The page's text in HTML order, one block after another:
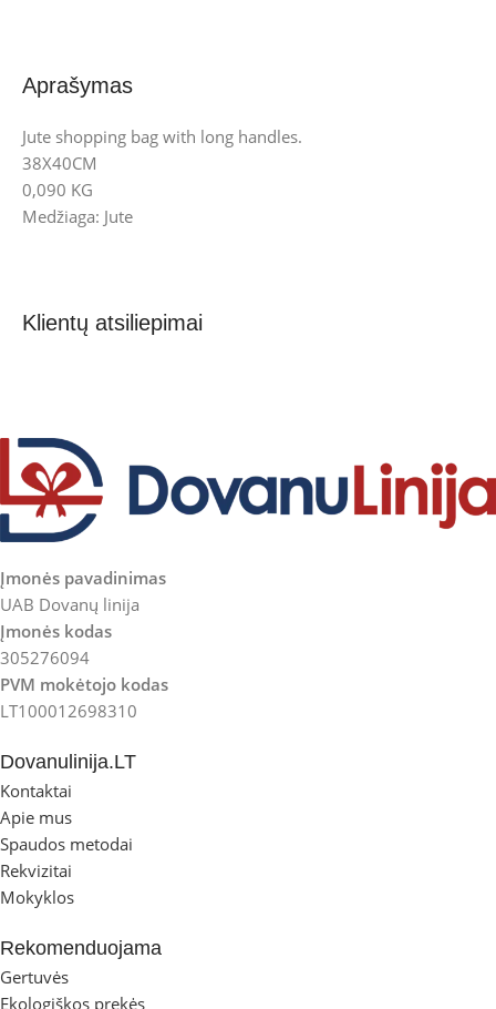
Aprašymas
Jute shopping bag with long handles.
38X40CM
0,090 KG
Medžiaga: Jute
Klientų atsiliepimai
Įmonės pavadinimas
UAB Dovanų linija
Įmonės kodas
305276094
PVM mokėtojo kodas
LT100012698310
Dovanulinija.LT
Kontaktai
Apie mus
Spaudos metodai
Rekvizitai
Mokyklos
Rekomenduojama
Gertuvės
Ekologiškos prekės